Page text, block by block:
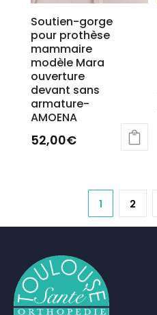
Soutien-gorge
pour prothèse
mammaire
modèle Mara
ouverture
devant sans
armature-
AMOENA
52,00€
peuvent
être
choisies
sur
1 2